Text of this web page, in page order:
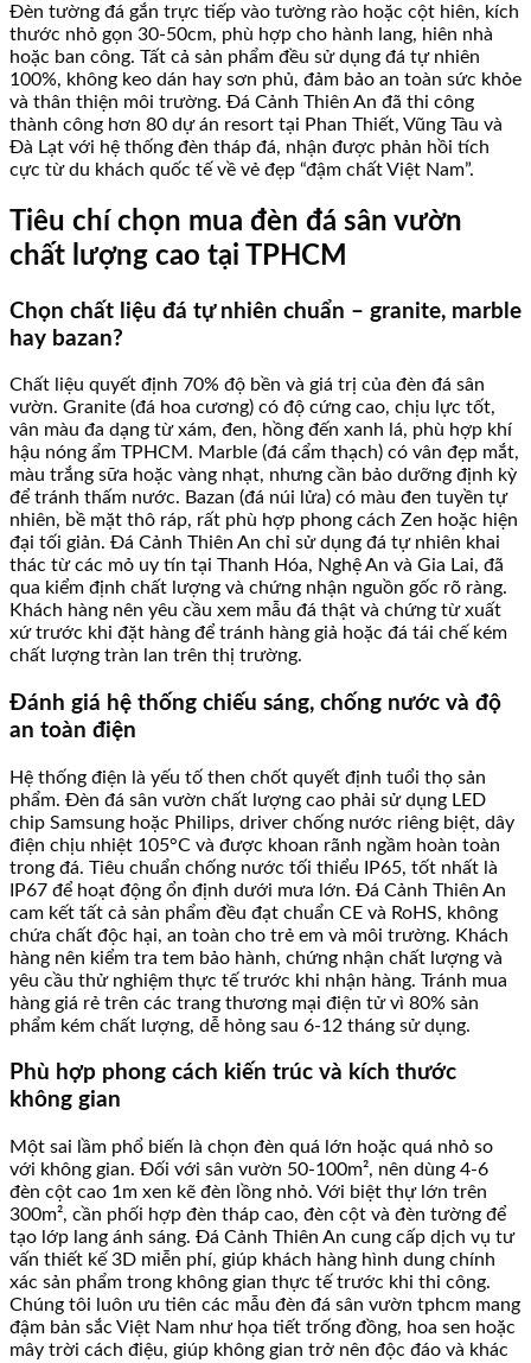
Đèn tường đá gắn trực tiếp vào tường rào hoặc cột hiên, kích
thước nhỏ gọn 30-50cm, phù hợp cho hành lang, hiên nhà
hoặc ban công. Tất cả sản phẩm đều sử dụng đá tự nhiên
100%, không keo dán hay sơn phủ, đảm bảo an toàn sức khỏe
và thân thiện môi trường. Đá Cảnh Thiên An đã thi công
thành công hơn 80 dự án resort tại Phan Thiết, Vũng Tàu và
Đà Lạt với hệ thống đèn tháp đá, nhận được phản hồi tích
cực từ du khách quốc tế về vẻ đẹp “đậm chất Việt Nam”.
Tiêu chí chọn mua đèn đá sân vườn
chất lượng cao tại TPHCM
Chọn chất liệu đá tự nhiên chuẩn – granite, marble
hay bazan?
Chất liệu quyết định 70% độ bền và giá trị của đèn đá sân
vườn. Granite (đá hoa cương) có độ cứng cao, chịu lực tốt,
vân màu đa dạng từ xám, đen, hồng đến xanh lá, phù hợp khí
hậu nóng ẩm TPHCM. Marble (đá cẩm thạch) có vân đẹp mắt,
màu trắng sữa hoặc vàng nhạt, nhưng cần bảo dưỡng định kỳ
để tránh thấm nước. Bazan (đá núi lửa) có màu đen tuyền tự
nhiên, bề mặt thô ráp, rất phù hợp phong cách Zen hoặc hiện
đại tối giản. Đá Cảnh Thiên An chỉ sử dụng đá tự nhiên khai
thác từ các mỏ uy tín tại Thanh Hóa, Nghệ An và Gia Lai, đã
qua kiểm định chất lượng và chứng nhận nguồn gốc rõ ràng.
Khách hàng nên yêu cầu xem mẫu đá thật và chứng từ xuất
xứ trước khi đặt hàng để tránh hàng giả hoặc đá tái chế kém
chất lượng tràn lan trên thị trường.
Đánh giá hệ thống chiếu sáng, chống nước và độ
an toàn điện
Hệ thống điện là yếu tố then chốt quyết định tuổi thọ sản
phẩm. Đèn đá sân vườn chất lượng cao phải sử dụng LED
chip Samsung hoặc Philips, driver chống nước riêng biệt, dây
điện chịu nhiệt 105°C và được khoan rãnh ngầm hoàn toàn
trong đá. Tiêu chuẩn chống nước tối thiểu IP65, tốt nhất là
IP67 để hoạt động ổn định dưới mưa lớn. Đá Cảnh Thiên An
cam kết tất cả sản phẩm đều đạt chuẩn CE và RoHS, không
chứa chất độc hại, an toàn cho trẻ em và môi trường. Khách
hàng nên kiểm tra tem bảo hành, chứng nhận chất lượng và
yêu cầu thử nghiệm thực tế trước khi nhận hàng. Tránh mua
hàng giá rẻ trên các trang thương mại điện tử vì 80% sản
phẩm kém chất lượng, dễ hỏng sau 6-12 tháng sử dụng.
Phù hợp phong cách kiến trúc và kích thước
không gian
Một sai lầm phổ biến là chọn đèn quá lớn hoặc quá nhỏ so
với không gian. Đối với sân vườn 50-100m², nên dùng 4-6
đèn cột cao 1m xen kẽ đèn lồng nhỏ. Với biệt thự lớn trên
300m², cần phối hợp đèn tháp cao, đèn cột và đèn tường để
tạo lớp lang ánh sáng. Đá Cảnh Thiên An cung cấp dịch vụ tư
vấn thiết kế 3D miễn phí, giúp khách hàng hình dung chính
xác sản phẩm trong không gian thực tế trước khi thi công.
Chúng tôi luôn ưu tiên các mẫu đèn đá sân vườn tphcm mang
đậm bản sắc Việt Nam như họa tiết trống đồng, hoa sen hoặc
mây trời cách điệu, giúp không gian trở nên độc đáo và khác